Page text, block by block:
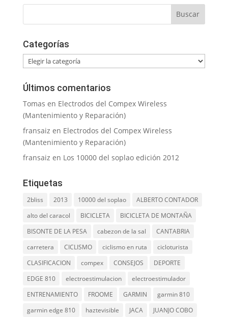
Categorías
Categorías
Últimos comentarios
Tomas en Electrodos del Compex Wireless
(Mantenimiento y Reparación)
fransaiz en Electrodos del Compex Wireless
(Mantenimiento y Reparación)
fransaiz en Los 10000 del soplao edición 2012
Etiquetas
2bliss 2013 10000 del soplao
ALBERTO CONTADOR
alto del caracol
BICICLETA
BICICLETA DE MONTAÑA
BISONTE DE LA PESA
cabezon de la sal
CANTABRIA
carretera
CICLISMO ciclismo en ruta
cicloturista
CLASIFICACION
compex CONSEJOS
DEPORTE
EDGE 810
electroestimulacion
electroestimulador
ENTRENAMIENTO
FROOME GARMIN
garmin 810
garmin edge 810
haztevisible JACA JUANJO COBO